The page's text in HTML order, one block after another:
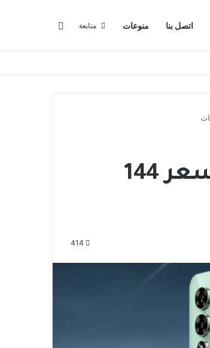
اتصل بنا منوعات متابعة
هاتف Lava Storm 5G يأتي بسعر 144
414